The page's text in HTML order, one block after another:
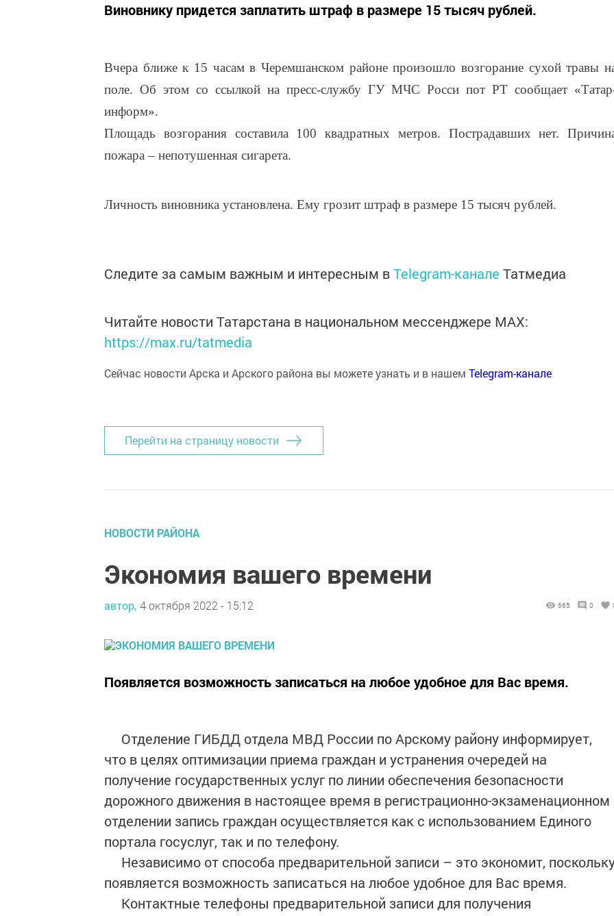
Виновнику придется заплатить штраф в размере 15 тысяч рублей.
Вчера ближе к 15 часам в Черемшанском районе произошло возгорание сухой травы
поле. Об этом со ссылкой на пресс-службу ГУ МЧС Росси пот РТ сообщает
информ».
Площадь возгорания составила 100 квадратных метров. Пострадавших нет.
пожара – непотушенная сигарета.
Личность виновника установлена. Ему грозит штраф в размере 15 тысяч рублей.
Следите за самым важным и интересным вTelegram-канале Татмедиа
Читайте новости Татарстана в национальном мессенджере MАХ:
https://max.ru/tatmedia
Сейчас новости Арска и Арского района вы можете узнать и в нашем Telegram-канале
Перейти на страницу новости
НОВОСТИ РАЙОНА
Экономия вашего времени
автор, 4 октября 2022 - 15:12 665 0
Появляется возможность записаться на любое удобное для Вас время.
Отделение ГИБДД отдела МВД России по Арскому району информирует,
что в целях оптимизации приема граждан и устранения очередей на
получение государственных услуг по линии обеспечения безопасности
дорожного движения в настоящее время в регистрационно-экзаменационном
отделении запись граждан осуществляется как с использованием Единого
портала госуслуг, так и по телефону.
Независимо от способа предварительной записи – это экономит,
появляется возможность записаться на любое удобное для Вас время.
Контактные телефоны предварительной записи для получения